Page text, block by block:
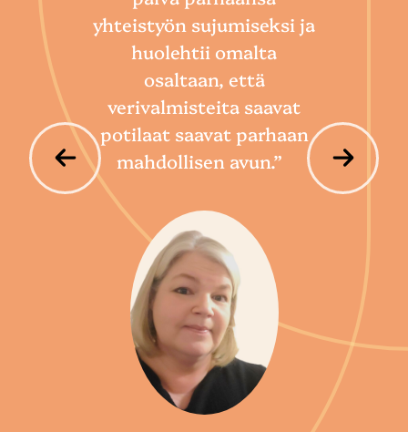
yhteistyön sujumiseksi ja
huolehtii omalta
osaltaan, että
verivalmisteita saavat
potilaat saavat parhaan
mahdollisen avun.”